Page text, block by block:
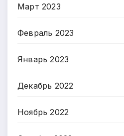
Март 2023
Февраль 2023
Январь 2023
Декабрь 2022
Ноябрь 2022